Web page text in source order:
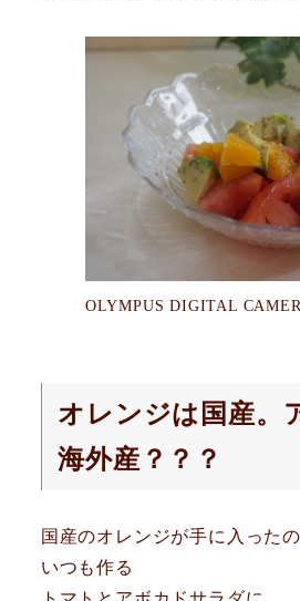
OLYMPUS DIGITAL
オレンジは国産。
海外産？？？
国産のオレンジが手に入った
いつも作る